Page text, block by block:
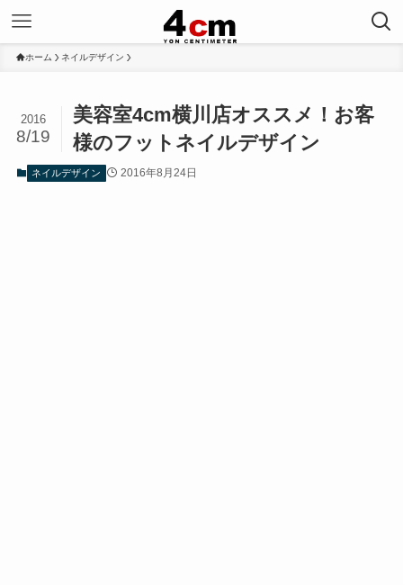
ホーム ネイルデザイン
美容室4cm横川店オススメ！お客
様のフットネイルデザイン
2016
8/19
ネイルデザイン 2016年8月24日